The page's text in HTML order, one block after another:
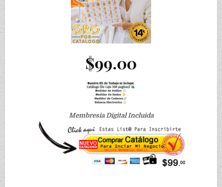
$99.00
Membresia Digital Incluida